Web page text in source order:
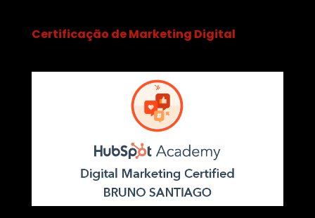
Certificação de Marketing Digital